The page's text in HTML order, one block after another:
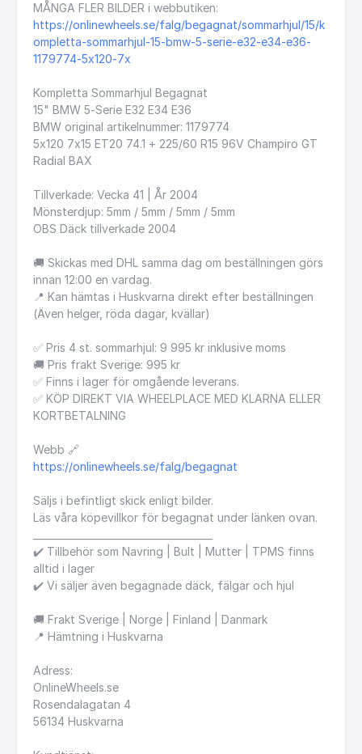
MÅNGA FLER BILDER i webbutiken:
https://onlinewheels.se/falg/begagnat/sommarhjul/15/k
ompletta-sommarhjul-15-bmw-5-serie-e32-e34-e36-
1179774-5x120-7x
Kompletta Sommarhjul Begagnat
15" BMW 5-Serie E32 E34 E36
BMW original artikelnummer: 1179774
5x120 7x15 ET20 74.1 + 225​/​60 R15 96V Champiro GT
Radial BAX
Tillverkade: Vecka 41 År 2004
Mönsterdjup: 5mm ​/​ 5mm ​/​ 5mm ​/​ 5mm
OBS Däck tillverkade 2004
🚚 Skickas med DHL samma dag om beställningen görs
innan 12:00 en vardag.
📍 Kan hämtas i Huskvarna direkt efter beställningen
(Även helger, röda dagar, kvällar)
✅ Pris 4 st. sommarhjul: 9 995 kr inklusive moms
🚚 Pris frakt Sverige: 995 kr
✅ Finns i lager för omgående leverans.
✅ KÖP DIREKT VIA WHEELPLACE MED KLARNA ELLER
KORTBETALNING
Webb 🔗
https://onlinewheels.se/falg/begagnat
Säljs i befintligt skick enligt bilder.
Läs våra köpevillkor för begagnat under länken ovan.
✔️ Tillbehör som Navring Bult Mutter TPMS finns
alltid i lager
✔️ Vi säljer även begagnade däck, fälgar och hjul
🚚 Frakt Sverige Norge Finland
Danmark
📍 Hämtning i Huskvarna
Adress:
OnlineWheels.se
Rosendalagatan 4
56134 Huskvarna